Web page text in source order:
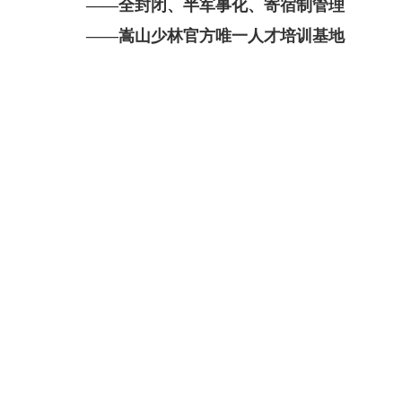
——全封闭、半军事化、寄宿制管理
——嵩山少林官方唯一人才培训基地